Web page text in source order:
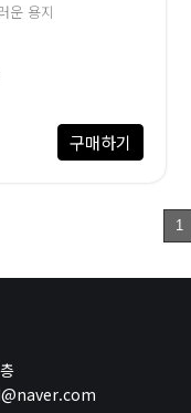
운 용지
구매하기
현
재
1번